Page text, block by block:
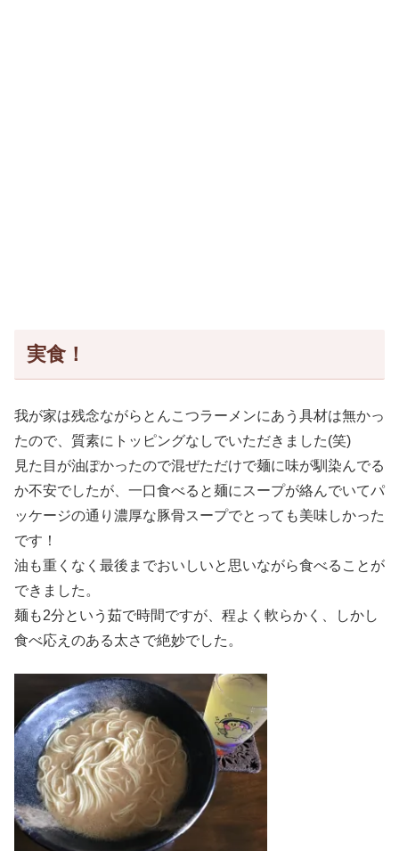
実食！
我が家は残念ながらとんこつラーメンにあう具材は無かっ
たので、質素にトッピングなしでいただきました(笑)
見た目が油ぽかったので混ぜただけで麺に味が馴染んでる
か不安でしたが、一口食べると麺にスープが絡んでいてパ
ッケージの通り濃厚な豚骨スープでとっても美味しかった
です！
油も重くなく最後までおいしいと思いながら食べることが
できました。
麺も2分という茹で時間ですが、程よく軟らかく、しかし
食べ応えのある太さで絶妙でした。